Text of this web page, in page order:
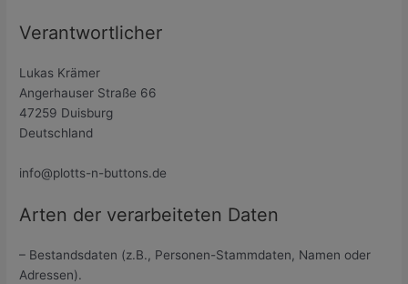
Verantwortlicher
Lukas Krämer
Angerhauser Straße 66
47259 Duisburg
Deutschland
info@plotts-n-buttons.de
Arten der verarbeiteten Daten
– Bestandsdaten (z.B., Personen-Stammdaten, Namen oder
Adressen).